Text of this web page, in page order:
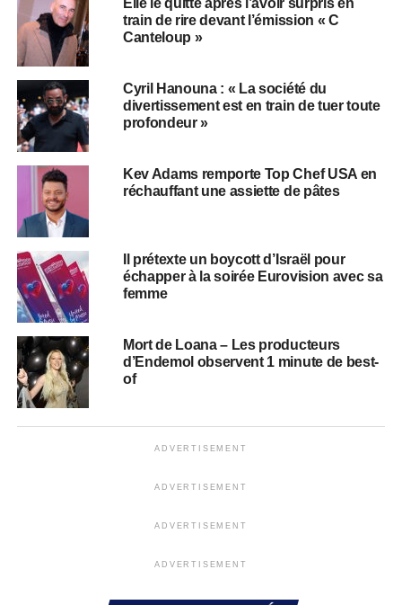
train de rire devant l’émission « C
Canteloup »
Cyril Hanouna : « La société du
divertissement est en train de tuer toute
profondeur »
Kev Adams remporte Top Chef USA en
réchauffant une assiette de pâtes
Il prétexte un boycott d’Israël pour
échapper à la soirée Eurovision avec sa
femme
Mort de Loana – Les producteurs
d’Endemol observent 1 minute de best-
of
ADVERTISEMENT
ADVERTISEMENT
ADVERTISEMENT
ADVERTISEMENT